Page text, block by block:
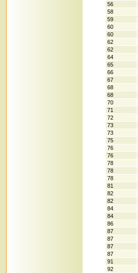
56
58
59
60
60
62
62
64
65
66
67
68
68
70
71
72
73
73
75
76
76
78
78
78
81
82
82
84
84
86
87
87
87
87
91
92